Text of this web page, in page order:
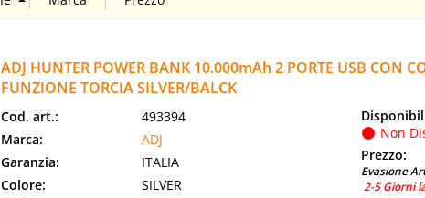
ADJ HUNTER POWER BANK 10.000mAh 2 PORTE USB CON
FUNZIONE TORCIA SILVER/BALCK
Cod. art.:
493394
Marca:
ADJ
Garanzia:
ITALIA
Colore:
SILVER
Non
Prezzo:
Evasione
2-5 Giorni